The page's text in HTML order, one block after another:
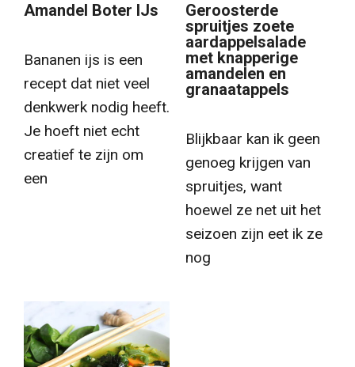
Amandel Boter IJs
Bananen ijs is een
recept dat niet veel
denkwerk nodig heeft.
Je hoeft niet echt
creatief te zijn om
een
Geroosterde
spruitjes zoete
aardappelsalade
met knapperige
amandelen en
granaatappels
Blijkbaar kan ik geen
genoeg krijgen van
spruitjes, want
hoewel ze net uit het
seizoen zijn eet ik ze
nog